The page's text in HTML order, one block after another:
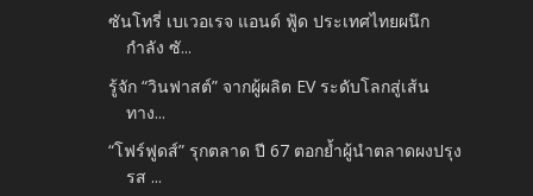
ซันโทรี่ เบเวอเรจ แอนด์ ฟู้ด ประเทศไทยผนึก
กำลัง ซั...
รู้จัก “วินฟาสต์” จากผู้ผลิต EV ระดับโลกสู่เส้น
ทาง...
“โฟร์ฟูดส์” รุกตลาด ปี 67 ตอกย้ำผู้นำตลาดผงปรุง
รส ...